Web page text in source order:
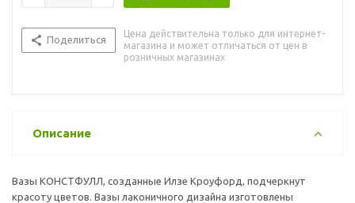
Поделиться
Цена действительна только для интернет-
магазина и может отличаться от цен в
розничных магазинах
Описание
Вазы КОНСТФУЛЛ, созданные Илзе Кроуфорд, подчеркнут
красоту цветов. Вазы лаконичного дизайна изготовлены